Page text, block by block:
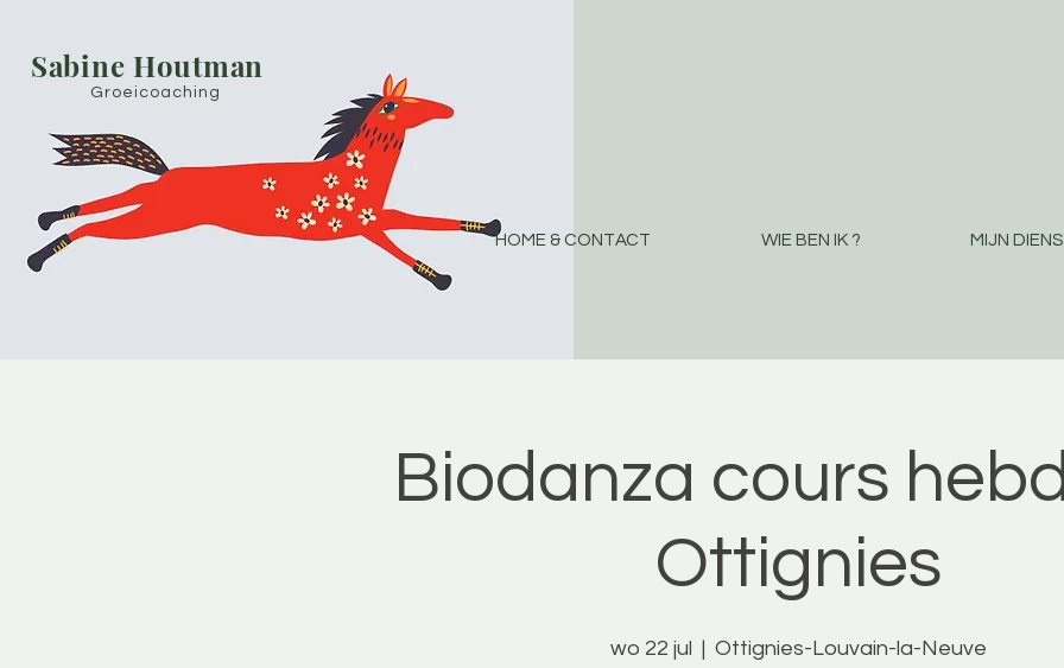
Sabine Houtman
Groeicoaching
HOME & CONTACT WIE BEN IK ? MIJN
Biodanza cours
Ottignies
wo 22 jul
  |
Ottignies-Louvain-la-Neuve